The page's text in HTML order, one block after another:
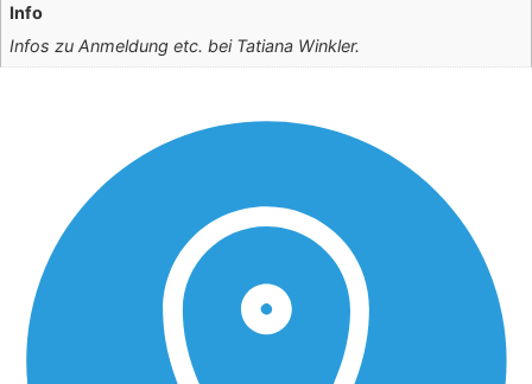
Info
Infos zu Anmeldung etc. bei Tatiana Winkler.